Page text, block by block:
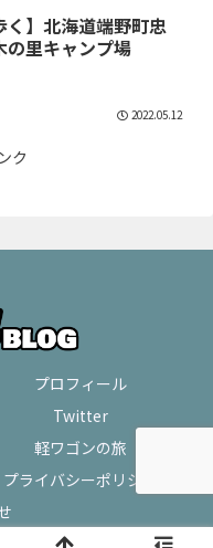
く】北海道端野町忠
の里キャンプ場
2022.05.12
ク
プロフィール
Twitter
軽ワゴンの旅
プライバシーポリシー